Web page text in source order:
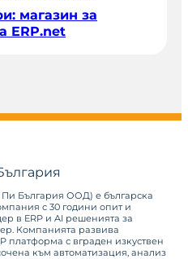
магазин за
ERP.net
Пи България ООД) е българска
с 30 години опит и
в ERP и AI решенията за
Компанията развива
платформа с вграден изкуствен
към автоматизация, анализ